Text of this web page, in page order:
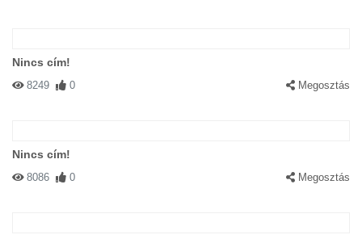
Nincs cím!
8249 0 Megosztás
Nincs cím!
8086 0 Megosztás